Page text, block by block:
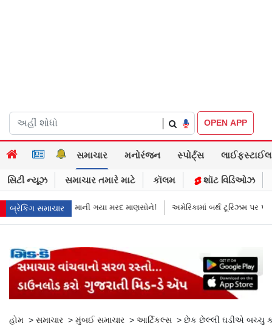
OPEN APP
સમાચાર મનોરંજન સ્પોર્ટ્સ લાઈફસ્ટાઈલ
સિટી ન્યૂઝ સમાચાર તમારે માટે કૉલમ શૉટ વિડિઓઝ
બ્રેકિંગ સમાચાર
માની ગયા મરદ માણસોને! અમેરિકામાં બર્થ ટૂરિઝમ પર પ્રતિબંધ મૂક્યો ડોનલ્ડ
હોમ > સમાચાર > મુંબઈ સમાચાર > આર્ટિકલ્સ > છેક છેલ્લી ઘડીએ બચ્ચુ કડુ